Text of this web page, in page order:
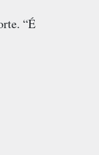
“É